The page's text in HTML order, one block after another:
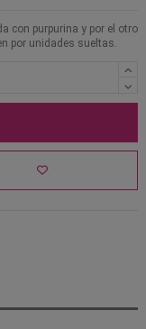
con purpurina y por el otro
por unidades sueltas.